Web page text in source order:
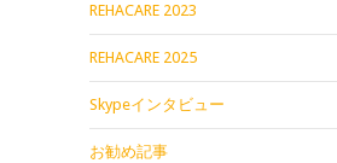
REHACARE 2023
REHACARE 2025
Skypeインタビュー
お勧め記事